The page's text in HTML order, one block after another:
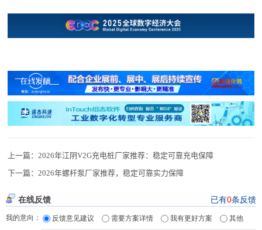
上一篇：2026年江阴V2G充电桩厂家推荐：稳定可靠充电保障
下一篇：2026年螺杆泵厂家推荐，稳定可靠实力保障